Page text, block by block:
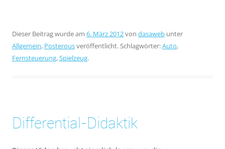
Dieser Beitrag wurde am 6. März 2012von dasaweb unter
Allgemein, Posterousveröffentlicht. Schlagwörter:Auto,
Fernsteuerung,Spielzeug.
Differential-Didaktik